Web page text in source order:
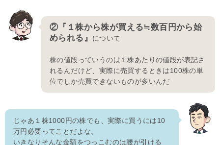
②『１株から株が買える≒数百円から始
められる』
について
株の値段っていうのは１株あたりの値段が表記さ
れるんだけど、実際に売買するときは100株の単
位でしか売買できないものが多いんだ
じゃあ１株1000円の株でも、実際に買うには10
万円必要ってことだよな。
いきなりそんな金額をつっこむのは腰が引ける